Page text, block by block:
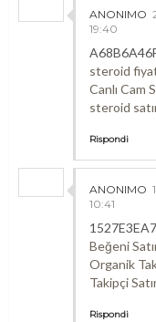
ANONIMO
19:40
steroid
Canlı Cam
steroid
Rispondi
ANONIMO
10:41
Beğeni
Organik
Takipçi
Rispondi